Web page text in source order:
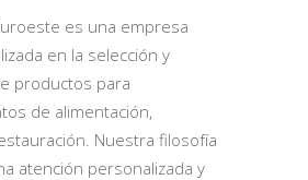
es una empresa
en la selección y
productos para
de alimentación,
Nuestra filosofía
atención personalizada y